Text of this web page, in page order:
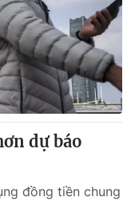
số 483/GP-BTTTT
dự báo
đồng tiền chung